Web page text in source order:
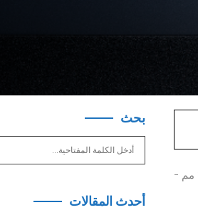
تعلن Razer عن لوحة الفأر Acari قليلة الاحتكاك، والمصممة لتزحلق الماوس بسلاسة وسرعة قصوى على مساحة سطح 420 × 320 مم –
بحث
cأحدث المقالات